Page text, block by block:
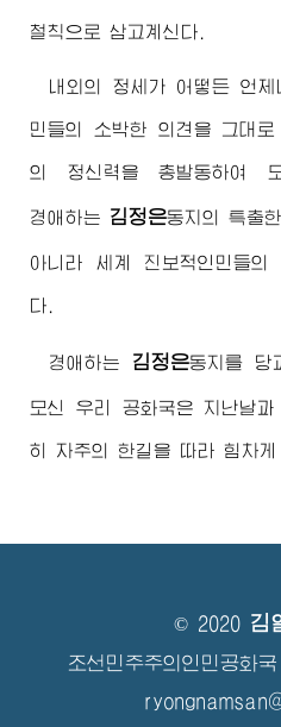
철칙으로 삼고계신다.
내외의 정세가 어떻든 언
민들의 소박한 의견을 그대
의 정신력을 총발동하여
경애하는 김정은동지 의 특출
아니라 세계 진보적인민들의
다.
경애하는 김정은동지 를 당
모신 우리 공화국은 지난날
히 자주의 한길을 따라 힘차게
© 2020 김
조선민주주의인민공화